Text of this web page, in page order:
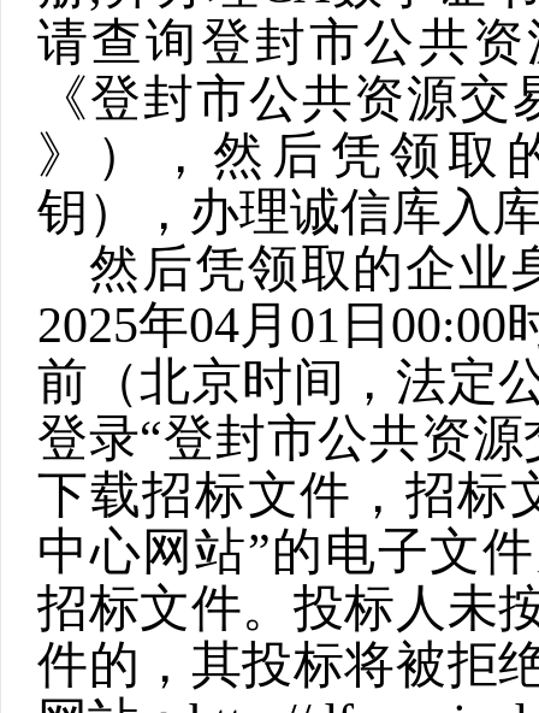
请查询登封市公共
《登封市公共资源
》），然后凭领取
钥），办理诚信库入
然后凭领取的企业
2025年04月 01 日 00:00
前（北京时间，法定
登录“登封市公共资
下载招标文件，招标
中心网站”的电子文
招标文件。投标人未
件的，其投标将被拒